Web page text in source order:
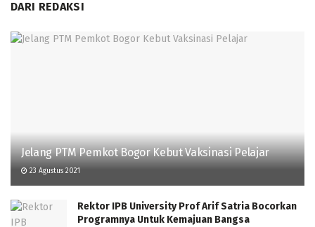
DARI REDAKSI
Jelang PTM Pemkot Bogor Kebut Vaksinasi Pelajar
23 Agustus 2021
Rektor IPB University Prof Arif Satria Bocorkan
Programnya Untuk Kemajuan Bangsa